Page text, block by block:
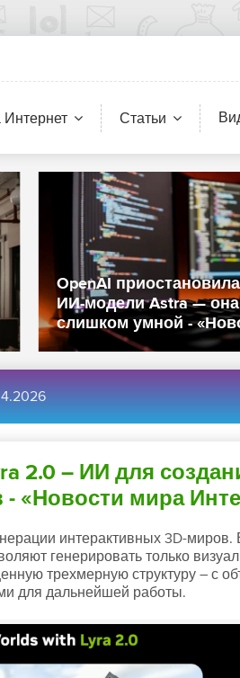
Статьи
разработку
оказалась
сети»
2.0 – ИИ для
«Новости мира
интерактивных 3D-миров.
генерировать только
трехмерную структуру – с
для дальнейшей работы.